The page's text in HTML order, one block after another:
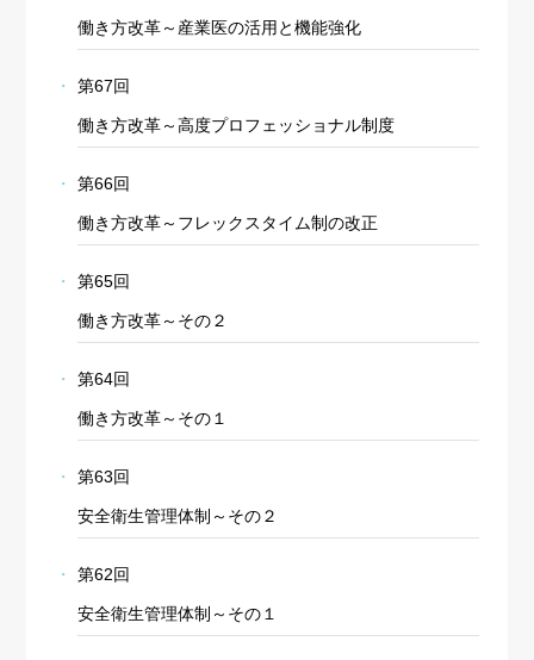
働き方改革～産業医の活用と機能強化
第67回
働き方改革～高度プロフェッショナル制度
第66回
働き方改革～フレックスタイム制の改正
第65回
働き方改革～その２
第64回
働き方改革～その１
第63回
安全衛生管理体制～その２
第62回
安全衛生管理体制～その１